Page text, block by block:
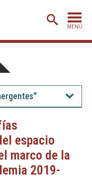
MENÚ
espacio
marco de la
2019-